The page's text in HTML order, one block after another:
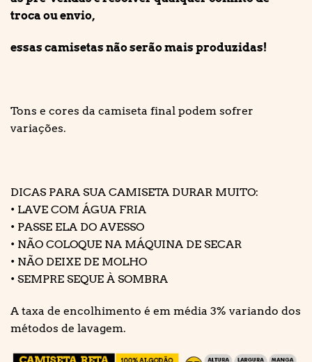
troca ou envio,
essas camisetas não serão mais produzidas!
Tons e cores da camiseta final podem sofrer
variações.
DICAS PARA SUA CAMISETA DURAR MUITO:
• LAVE COM ÁGUA FRIA
• PASSE ELA DO AVESSO
• NÃO COLOQUE NA MÁQUINA DE SECAR
• NÃO DEIXE DE MOLHO
• SEMPRE SEQUE À SOMBRA
A taxa de encolhimento é em média 3% variando dos
métodos de lavagem.